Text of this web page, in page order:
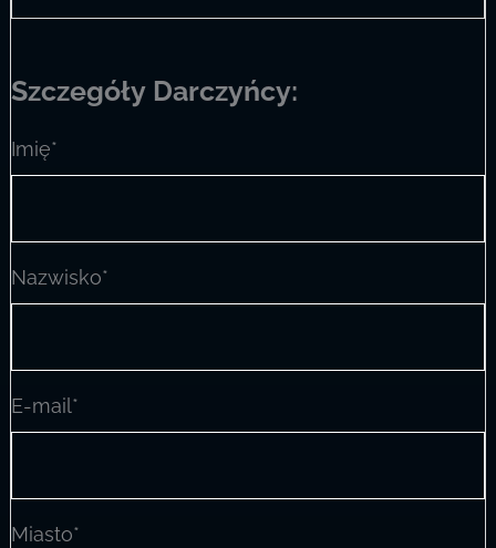
Szczegóły Darczyńcy:
Imię*
Nazwisko*
E-mail*
Miasto*